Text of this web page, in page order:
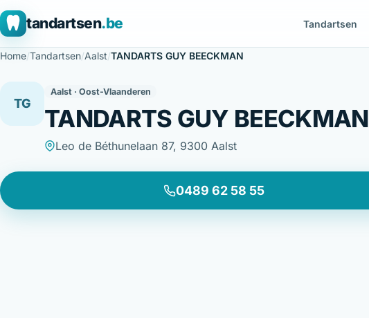
tandartsen.be Tandartsen
Home/Tandartsen/Aalst/TANDARTS GUY BEECKMAN
TG
Aalst · Oost-Vlaanderen
TANDARTS GUY BEECKMAN
Leo de Béthunelaan 87, 9300 Aalst
0489 62 58 55